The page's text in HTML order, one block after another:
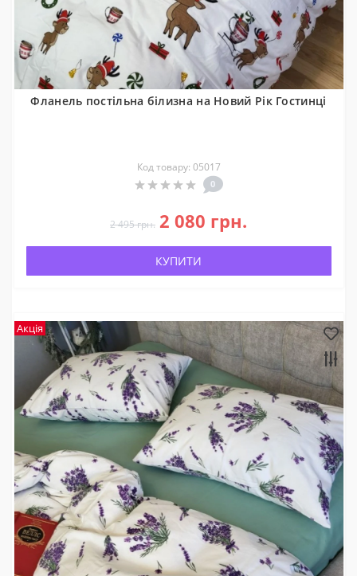
Фланель постільна білизна на Новий Рік Гостинці
Код товару: 05017
0
2 495 грн. 2 080 грн.
КУПИТИ
Акція